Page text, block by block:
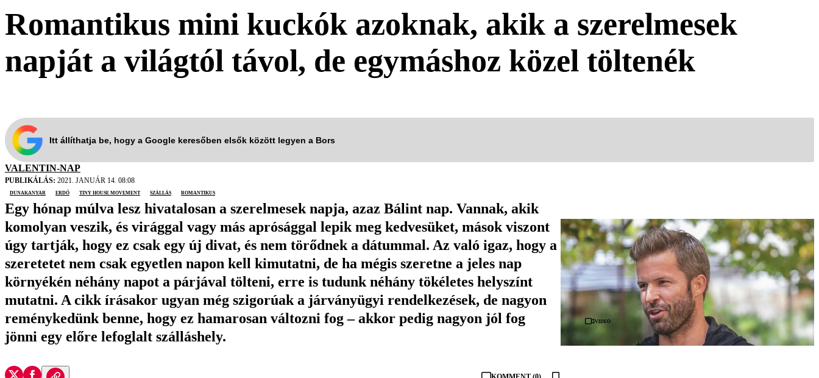
Romantikus mini kuckók azoknak, akik a szerelmesek
napját a világtól távol, de egymáshoz közel töltenék
Itt állíthatja be, hogy a Google keresőben elsők között legyen a Bors
VALENTIN-NAP
PUBLIKÁLÁS: 2021. JANUÁR 14. 08:08
Dunakanyar
erdő tiny house movement szállás romantikus
Egy hónap múlva lesz hivatalosan a szerelmesek napja, azaz Bálint nap. Vannak, akik
komolyan veszik, és virággal vagy más aprósággal lepik meg kedvesüket, mások viszont
úgy tartják, hogy ez csak egy új divat, és nem törődnek a dátummal. Az való igaz, hogy a
szeretetet nem csak egyetlen napon kell kimutatni, de ha mégis szeretne a jeles nap
környékén néhány napot a párjával tölteni, erre is tudunk néhány tökéletes helyszínt
mutatni. A cikk írásakor ugyan még szigorúak a járványügyi rendelkezések, de nagyon
reménykedünk benne, hogy ez hamarosan változni fog – akkor pedig nagyon jól fog
jönni egy előre lefoglalt szálláshely.
Videó